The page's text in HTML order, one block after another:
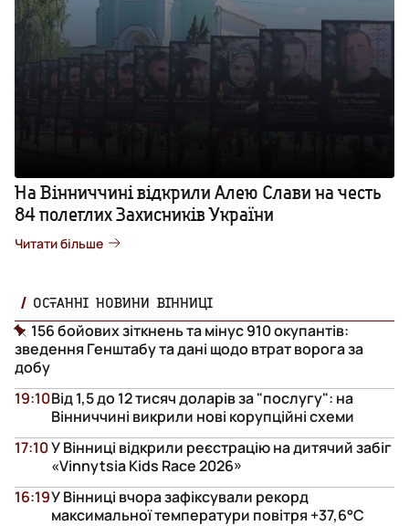
На Вінниччині відкрили Алею Слави на честь
84 полеглих Захисників України
Читати більше
ОСТАННІ НОВИНИ ВІННИЦІ
156 бойових зіткнень та мінус 910 окупантів:
зведення Генштабу та дані щодо втрат ворога за
добу
Від 1,5 до 12 тисяч доларів за "послугу": на
Вінниччині викрили нові корупційні схеми
19:10
У Вінниці відкрили реєстрацію на дитячий забіг
«Vinnytsia Kids Race 2026»
17:10
У Вінниці вчора зафіксували рекорд
максимальної температури повітря +37,6°С
16:19